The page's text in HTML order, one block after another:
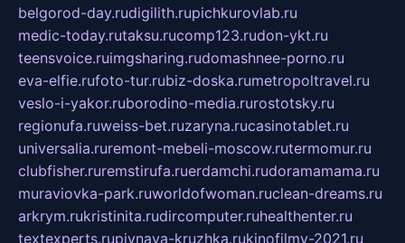
belgorod-day.rudigilith.rupichkurovlab.ru
medic-today.rutaksu.rucomp123.rudon-ykt.ru
teensvoice.ruimgsharing.rudomashnee-porno.ru
eva-elfie.rufoto-tur.rubiz-doska.rumetropoltravel.ru
veslo-i-yakor.ruborodino-media.rurostotsky.ru
regionufa.ruweiss-bet.ruzaryna.rucasinotablet.ru
universalia.ruremont-mebeli-moscow.rutermomur.ru
clubfisher.ruremstirufa.ruerdamchi.rudoramamama.ru
muraviovka-park.ruworldofwoman.ruclean-dreams.ru
arkrym.rukristinita.rudircomputer.ruhealthenter.ru
textexperts.rupivnaya-kruzhka.rukinofilmy-2021.ru